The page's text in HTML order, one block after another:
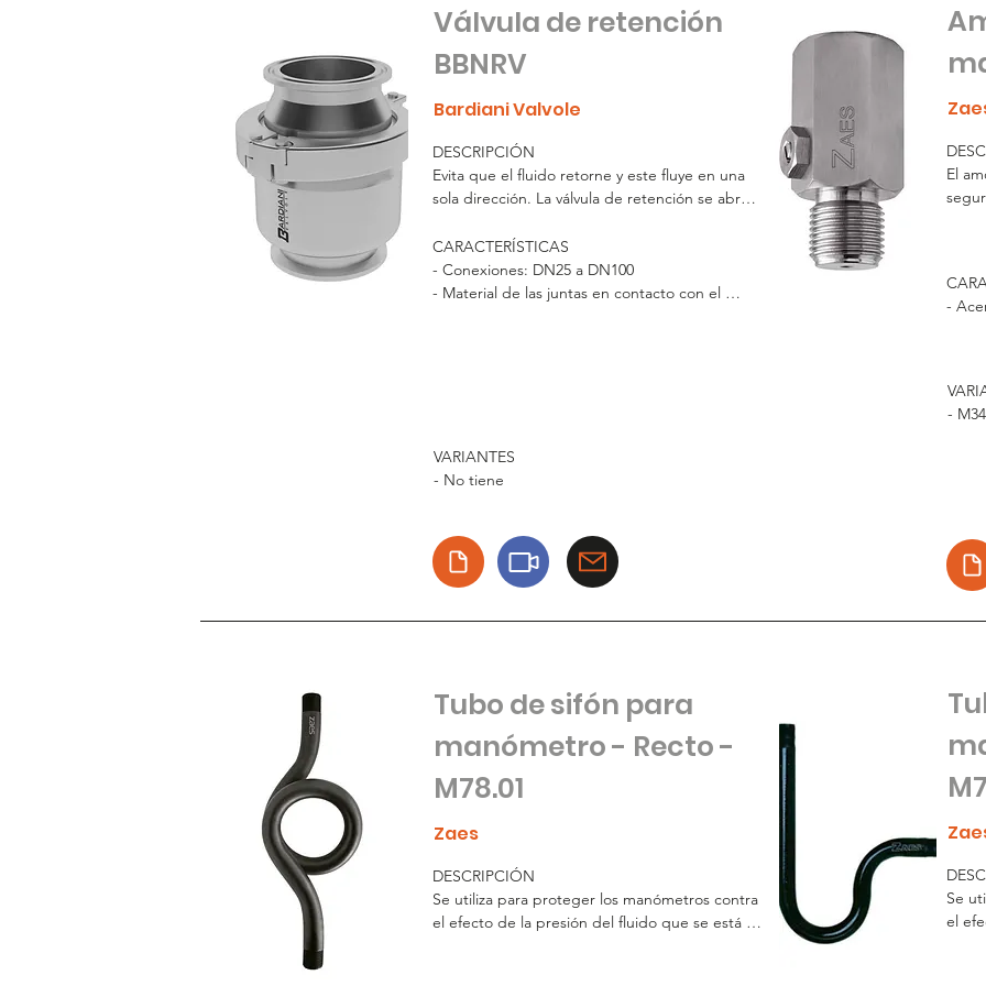
Válvula de retención
BBNRV
Bardiani Valvole
DESCRIPCIÓN
Evita que el fluido retorne y este fluye en una
sola dirección. La válvula de retención se abre
por el resorte. ambas se compensan, la válvula
se cierra. Una contrapresión más alta asegurará
que la válvula se cierre.
CARACTERÍSTICAS
- Conexiones: DN25 a DN100
- Material de las juntas en contacto con el
VARIANTES
- No tiene
El
para
-
-
Tubo de sifón para
manómetro - Recto -
M78.01
Zaes
DESCRIPCIÓN
Se utiliza para proteger los manómetros contra
el efecto de la presión del fluido que se está
Se
el